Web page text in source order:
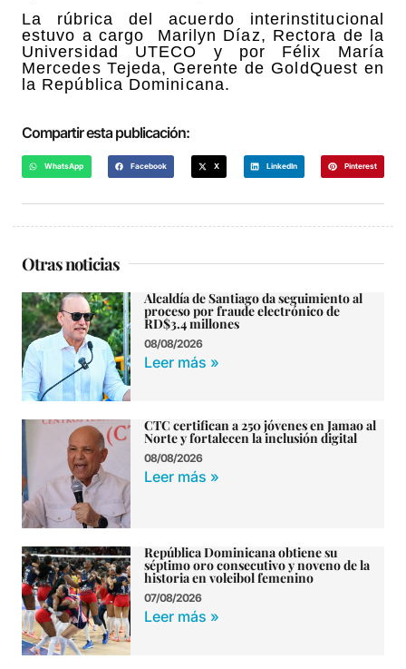
La rúbrica del acuerdo interinstitucional
estuvo a cargo Marilyn Díaz, Rectora de la
Universidad UTECO y por Félix María
Mercedes Tejeda, Gerente de GoldQuest en
la República Dominicana.
Compartir esta publicación:
WhatsApp Facebook X LinkedIn Pinterest
Otras noticias
Alcaldía de Santiago da seguimiento al
proceso por fraude electrónico de
RD$3.4 millones
08/08/2026
Leer más »
CTC certifican a 250 jóvenes en Jamao al
Norte y fortalecen la inclusión digital
08/08/2026
Leer más »
República Dominicana obtiene su
séptimo oro consecutivo y noveno de la
historia en voleibol femenino
07/08/2026
Leer más »